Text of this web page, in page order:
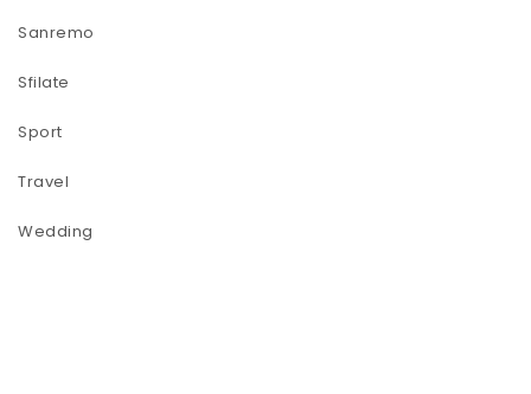
Sanremo
Sfilate
Sport
Travel
Wedding